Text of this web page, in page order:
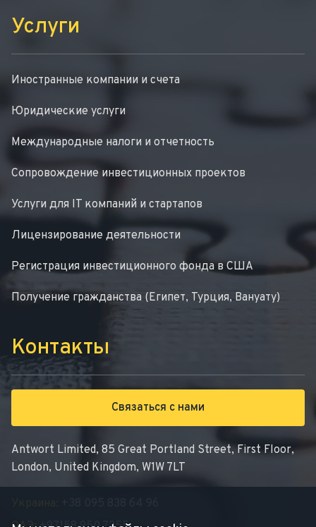
Услуги
Иностранные компании и счета
Юридические услуги
Международные налоги и отчетность
Сопровождение инвестиционных проектов
Услуги для IT компаний и стартапов
Лицензирование деятельности
Регистрация инвестиционного фонда в США
Получение гражданства (Египет, Турция, Вануату)
Контакты
Связаться с нами
Antwort Limited, 85 Great Portland Street, First Floor,
London, United Kingdom, W1W 7LT